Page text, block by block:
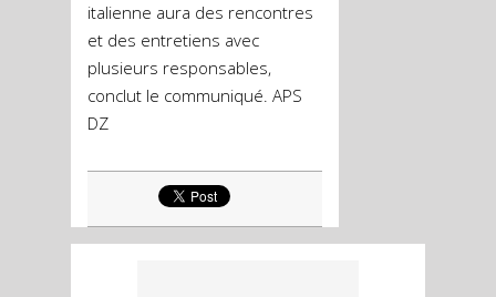
italienne aura des rencontres
et des entretiens avec
plusieurs responsables,
conclut le communiqué. APS
DZ